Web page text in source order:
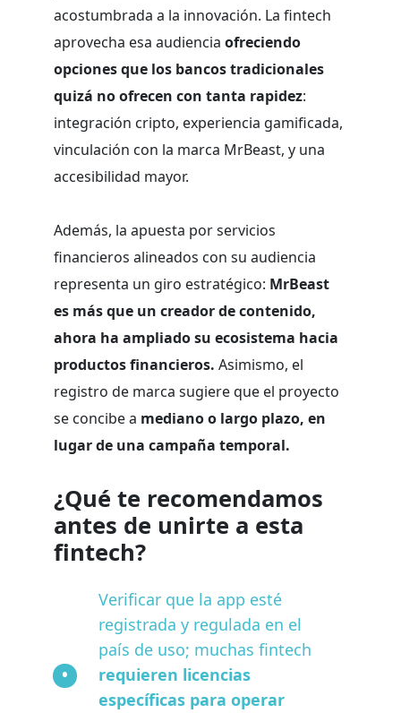
acostumbrada a la innovación. La fintech
aprovecha esa audiencia ofreciendo
opciones que los bancos tradicionales
quizá no ofrecen con tanta rapidez:
integración cripto, experiencia gamificada,
vinculación con la marca MrBeast, y una
accesibilidad mayor.
Además, la apuesta por servicios
financieros alineados con su audiencia
representa un giro estratégico: MrBeast
es más que un creador de contenido,
ahora ha ampliado su ecosistema hacia
productos financieros. Asimismo, el
registro de marca sugiere que el proyecto
se concibe a mediano o largo plazo, en
lugar de una campaña temporal.
¿Qué te recomendamos
antes de unirte a esta
fintech?
Verificar que la app esté
registrada y regulada en el
país de uso; muchas fintech
requieren licencias
específicas para operar